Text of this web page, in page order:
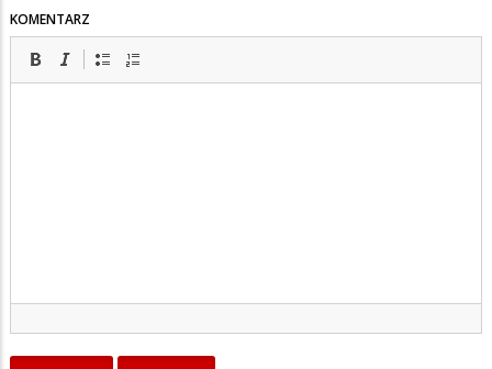
KOMENTARZ